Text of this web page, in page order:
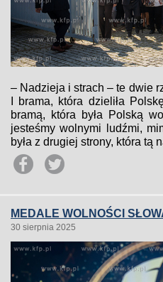
– Nadzieja i strach – te dwie
I brama, która dzieliła
bramą, która była Polską
jesteśmy wolnymi ludźmi,
była z drugiej strony, która tą
MEDALE WOLNOŚCI
30 sierpnia 2025